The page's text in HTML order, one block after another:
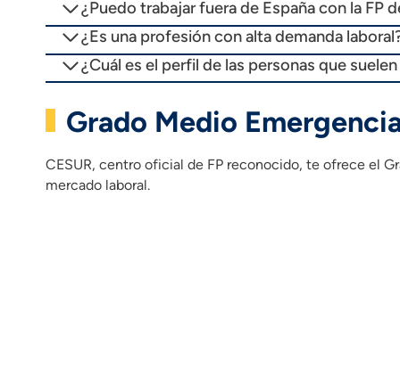
¿Puedo trabajar fuera de España con la FP
¿Es una profesión con alta demanda
¿Cuál es el perfil de las personas que
Grado Medio
CESUR, centro oficial de FP reconocido, te ofrece el
mercado laboral.